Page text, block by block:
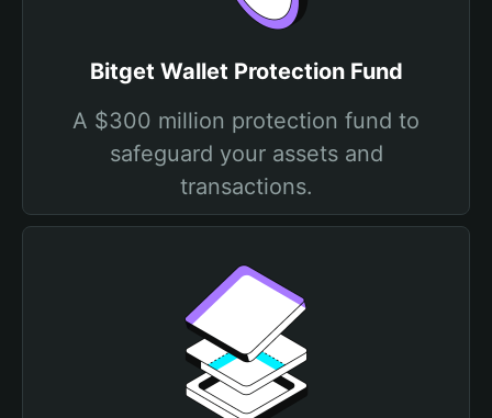
Bitget Wallet Protection Fund
A $300 million protection fund to
safeguard your assets and
transactions.